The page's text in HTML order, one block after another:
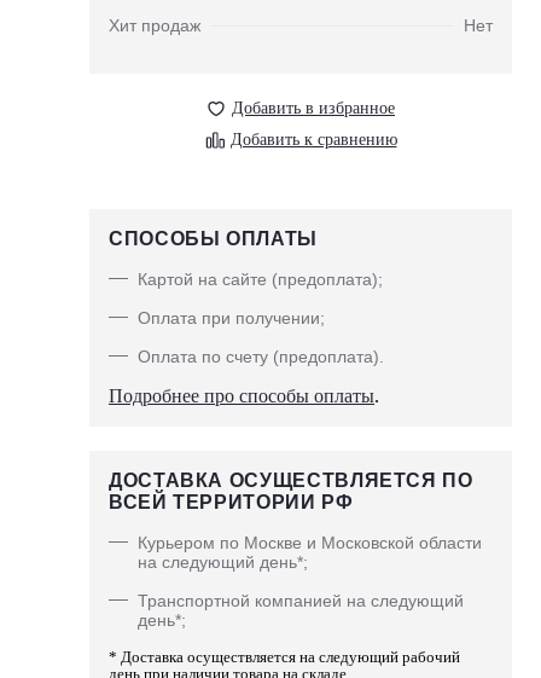
Хит продаж
Нет
Добавить в избранное
Добавить к сравнению
СПОСОБЫ ОПЛАТЫ
Картой на сайте (предоплата);
Оплата при получении;
Оплата по счету (предоплата).
Подробнее про способы оплаты.
ДОСТАВКА ОСУЩЕСТВЛЯЕТСЯ ПО
ВСЕЙ ТЕРРИТОРИИ РФ
Курьером по Москве и Московской области
на следующий день*;
Транспортной компанией на следующий
день*;
* Доставка осуществляется на следующий рабочий
день при наличии товара на складе.